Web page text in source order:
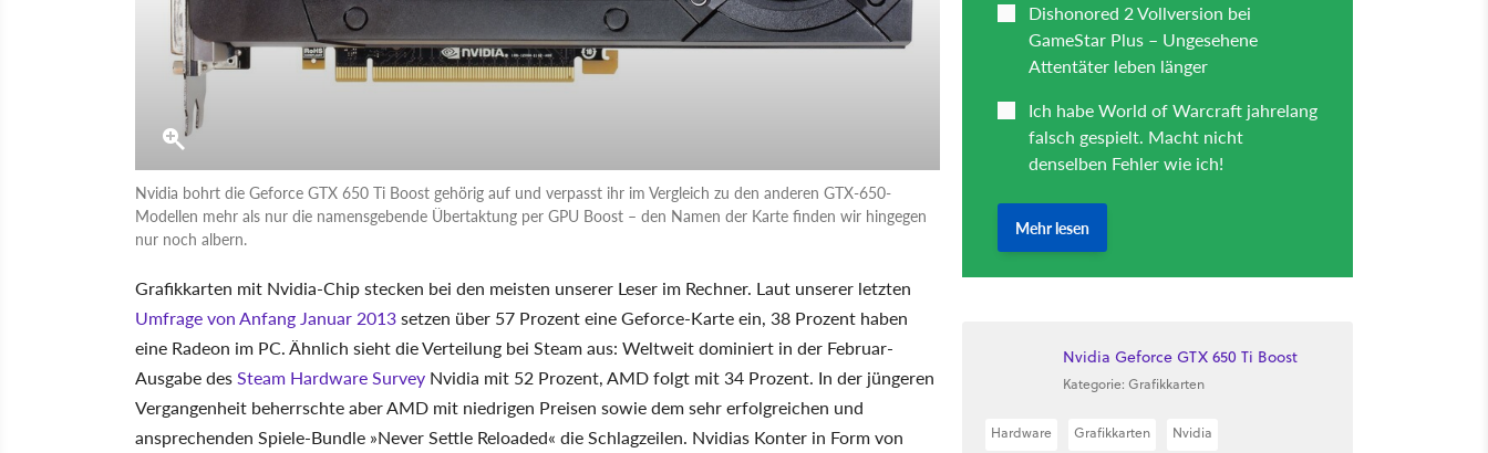
Nvidia bohrt die Geforce GTX 650 Ti Boost gehörig auf und verpasst ihr im Vergleich zu den anderen GTX-650-
Modellen mehr als nur die namensgebende Übertaktung per GPU Boost – den Namen der Karte finden wir hingegen
nur noch albern.
Grafikkarten mit Nvidia-Chip stecken bei den meisten unserer Leser im Rechner. Laut unserer letzten
Umfrage von Anfang Januar 2013setzen über 57 Prozent eine Geforce-Karte ein, 38 Prozent haben
eine Radeon im PC. Ähnlich sieht die Verteilung bei Steam aus: Weltweit dominiert in der Februar-
Ausgabe desSteam Hardware Survey Nvidia mit 52 Prozent, AMD folgt mit 34 Prozent. In der jüngeren
Vergangenheit beherrschte aber AMD mit niedrigen Preisen sowie dem sehr erfolgreichen und
ansprechenden Spiele-Bundle »Never Settle Reloaded« die Schlagzeilen. Nvidias Konter in Form von
Nvidia Geforce GTX 650 Ti Boost
Kategorie: Grafikkarten
Hardware Grafikkarten Nvidia